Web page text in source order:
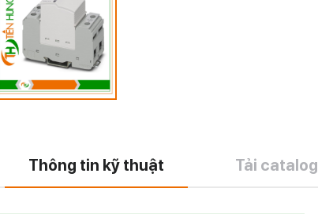
Thông tin kỹ thuật Tải catalog